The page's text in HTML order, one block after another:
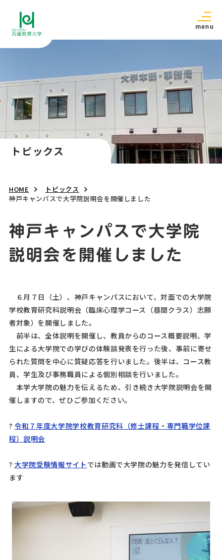
menu
トピックス
HOME
トピックス
神戸キャンパスで大学院説明会を開催しました
神戸キャンパスで大学院
説明会を開催しました
６月７日（土）、神戸キャンパスにおいて、対面での大学院
学校教育研究科説明会（臨床心理学コース（昼間クラス）志願
者対象）を開催しました。
前半は、全体説明を開催し、教員からのコース概要説明、学
生による大学院での学びの体験談発表を行った後、事前に寄せ
られた質問を中心に質疑応答を行いました。後半は、コース教
員、学生及び事務職員による個別相談を行いました。
本学大学院の魅力を伝えるため、引き続き大学院説明会を開
催しますので、ぜひご参加ください。
?令和７年度大学院学校教育研究科（修士課程・専門職学位課
程）説明会
?大学院受験情報サイト では動画で大学院の魅力を発信してい
ます